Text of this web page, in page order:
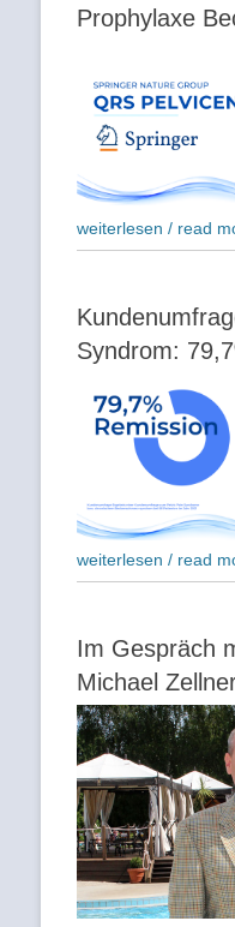
Prophylaxe
weiterlesen / read
Syndrom:
weiterlesen / read
Im Gespräch
Michael